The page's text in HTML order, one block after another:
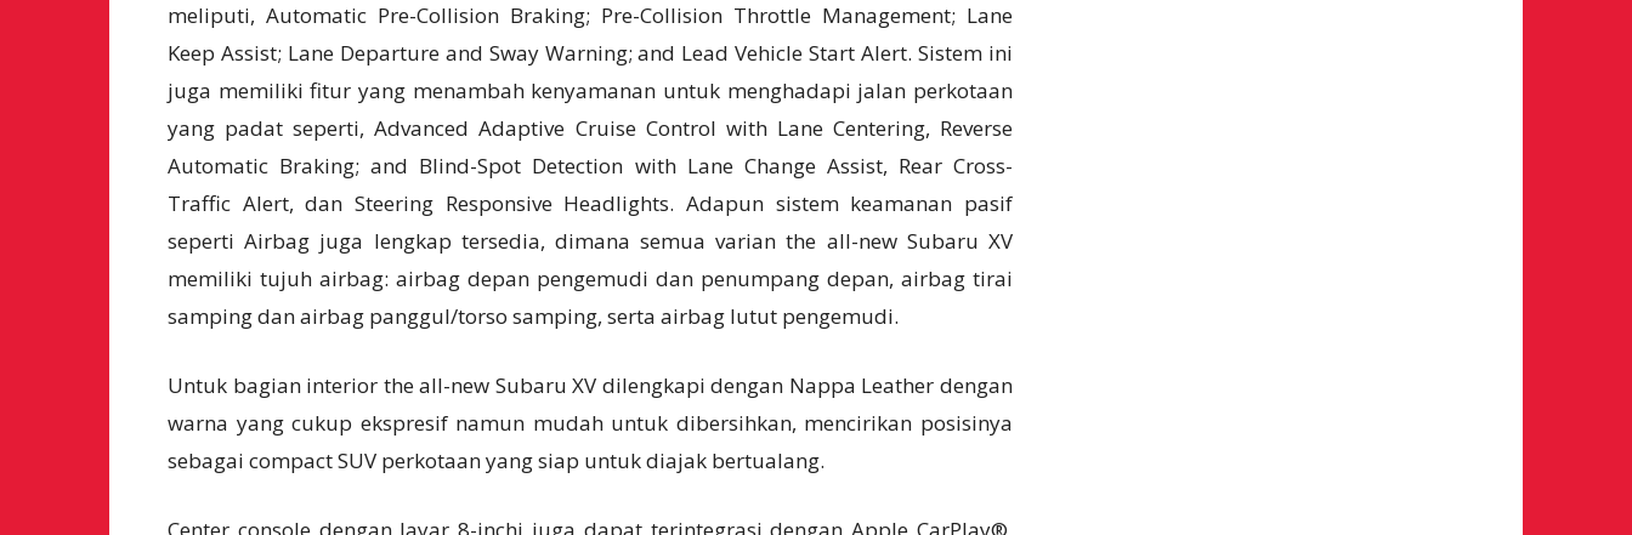
meliputi, Automatic Pre-Collision Braking; Pre-Collision Throttle Management; Lane
Keep Assist; Lane Departure and Sway Warning; and Lead Vehicle Start Alert. Sistem ini
juga memiliki fitur yang menambah kenyamanan untuk menghadapi jalan perkotaan
yang padat seperti, Advanced Adaptive Cruise Control with Lane Centering, Reverse
Automatic Braking; and Blind-Spot Detection with Lane Change Assist, Rear Cross-
Traffic Alert, dan Steering Responsive Headlights. Adapun sistem keamanan pasif
seperti Airbag juga lengkap tersedia, dimana semua varian the all-new Subaru XV
memiliki tujuh airbag: airbag depan pengemudi dan penumpang depan, airbag tirai
samping dan airbag panggul/torso samping, serta airbag lutut pengemudi.
Untuk bagian interior the all-new Subaru XV dilengkapi dengan Nappa Leather dengan
warna yang cukup ekspresif namun mudah untuk dibersihkan, mencirikan posisinya
sebagai compact SUV perkotaan yang siap untuk diajak bertualang.